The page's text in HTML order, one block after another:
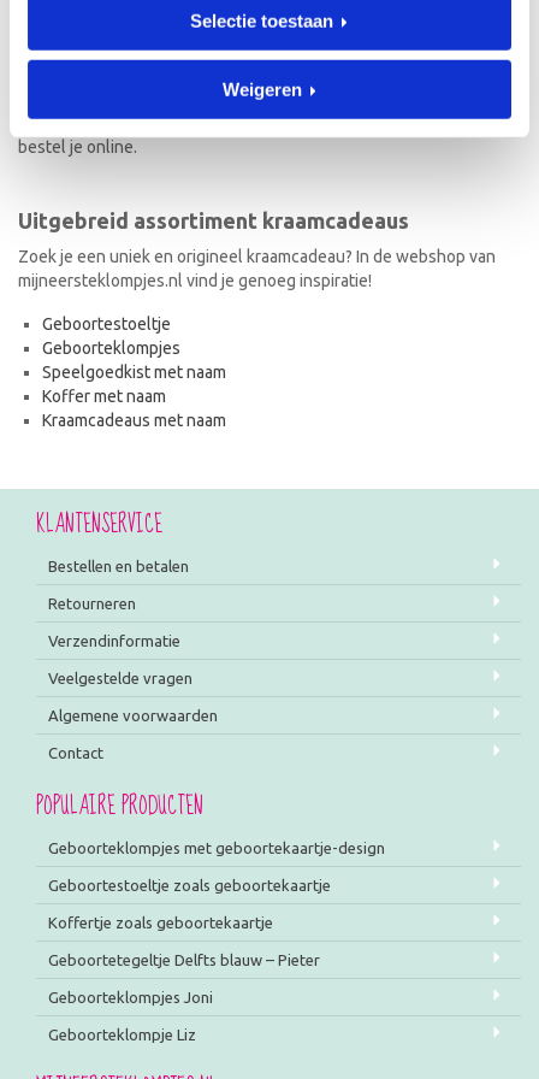
Selectie toestaan
Weigeren
Naast geboorteklompjes vind je op mijneersteklompjes.nl de meest
originele kraamcadeaus met naam. Van geboortestoeltjes en
met naam wordt met de hand geschilderd en is dus uniek! Ook de
kraamcadeaus met naam en in de stijl van het geboortekaartje
bestel je online.
Uitgebreid assortiment kraamcadeaus
Zoek je een uniek en origineel kraamcadeau? In de webshop van
mijneersteklompjes.nl vind je genoeg inspiratie!
Geboortestoeltje
Geboorteklompjes
Speelgoedkist met naam
Koffer met naam
Kraamcadeaus met naam
KLANTENSERVICE
Bestellen en betalen
Retourneren
Verzendinformatie
Veelgestelde vragen
Algemene voorwaarden
Contact
POPULAIRE PRODUCTEN
Geboorteklompjes met geboortekaartje-design
Geboortestoeltje zoals geboortekaartje
Koffertje zoals geboortekaartje
Geboortetegeltje Delfts blauw – Pieter
Geboorteklompjes Joni
Geboorteklompje Liz